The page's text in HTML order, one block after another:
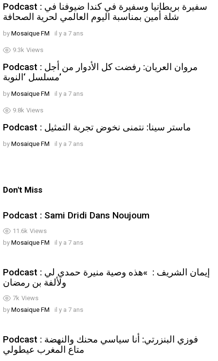
Podcast : سفيرة بريطانيا وسفيرة في كندا ضيوفنا في
شلة أمين بمناسبة اليوم العالمي لحرية الصحافة
by Mosaique FM il y a 7 ans
9.3k Views
Podcast : مروان العريان: رفضت كل الأدوار من أجل
مسلسل ‘النوبة’
by Mosaique FM il y a 7 ans
9.8k Views
Podcast : ماستر سينا: نتمنى نخوض تجربة التمثيل
by Mosaique FM il y a 7 ans
Don't Miss
11.6k Views
Podcast : Sami Dridi Dans Noujoum
by Mosaique FM il y a 7 ans
7k Views
Podcast : إيمان الشريف : »هذه وصية منيرة حمدي لي
ولألفة بن رمضان
by Mosaique FM il y a 7 ans
Podcast : فوزي البنزرتي: أنا سياسي محنك والنهضة
متاع المغرب عيطولي